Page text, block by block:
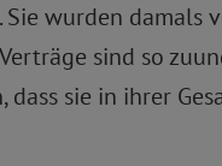
wurden damals
sind so
dass sie in ihrer